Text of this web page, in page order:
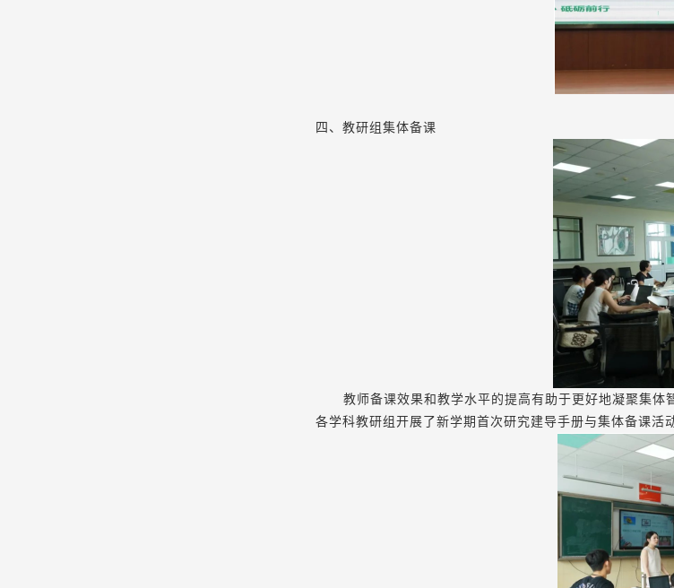
四、教研组集体备课
教师备课效果和教学水平的提高有助于更好地凝聚集体
各学科教研组开展了新学期首次研究建导手册与集体备课活